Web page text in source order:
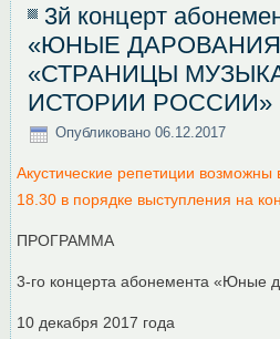
3й концерт
«ЮНЫЕ
«СТРАНИЦЫ
ИСТОРИИ РОССИИ»
Опубликовано 06.12.2017
Акустические репетиции возможны
18.30 в порядке выступления на
ПРОГРАММА
3-го концерта абонемента «Юные
10 декабря 2017 года